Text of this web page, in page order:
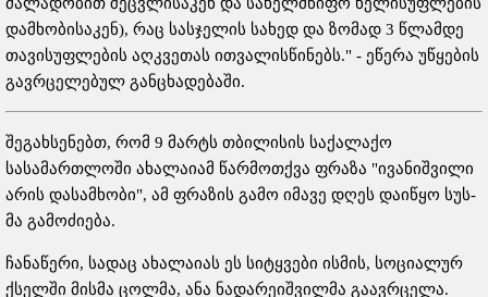
ძალადობით შეცვლისაკენ და სახელმწიფო ხელისუფლების
დამხობისაკენ), რაც სასჯელის სახედ და ზომად 3 წლამდე
თავისუფლების აღკვეთას ითვალისწინებს." - ეწერა უწყების
გავრცელებულ განცხადებაში.
შეგახსენებთ, რომ 9 მარტს თბილისის საქალაქო
სასამართლოში ახალაიამ წარმოთქვა ფრაზა "ივანიშვილი
არის დასამხობი", ამ ფრაზის გამო იმავე დღეს დაიწყო სუს-
მა გამოძიება.
ჩანაწერი, სადაც ახალაიას ეს სიტყვები ისმის, სოციალურ
ქსელში მისმა ცოლმა, ანა ნადარეიშვილმა გაავრცელა.